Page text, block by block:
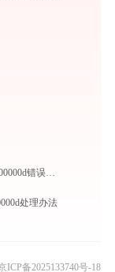
税控发票开票打开MainExecuteS.exe提示0xc000000d错误码怎么办
处理办法
ICP备2025133740号-18